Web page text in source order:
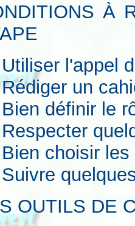
À
Utiliser l'appel
Rédiger un
Bien définir le
Respecter
Bien choisir
Suivre
OUTILS DE